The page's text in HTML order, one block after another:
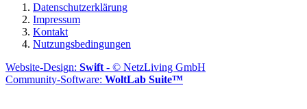
Datenschutzerklärung
Impressum
Kontakt
Nutzungsbedingungen
Website-Design: Swift - © NetzLiving GmbH
Community-Software: WoltLab Suite™